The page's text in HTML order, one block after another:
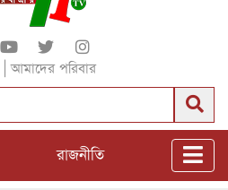
আমাদের পরিবার
রাজনীতি